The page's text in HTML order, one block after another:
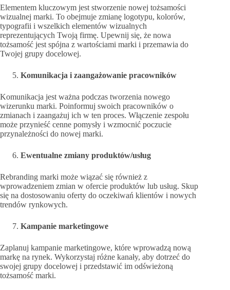
Elementem kluczowym jest stworzenie nowej tożsamości
wizualnej marki. To obejmuje zmianę logotypu, kolorów,
typografii i wszelkich elementów wizualnych
reprezentujących Twoją firmę. Upewnij się, że nowa
tożsamość jest spójna z wartościami marki i przemawia do
Twojej grupy docelowej.
Komunikacja i zaangażowanie pracowników
Komunikacja jest ważna podczas tworzenia nowego
wizerunku marki. Poinformuj swoich pracowników o
zmianach i zaangażuj ich w ten proces. Włączenie zespołu
może przynieść cenne pomysły i wzmocnić poczucie
przynależności do nowej marki.
Ewentualne zmiany produktów/usług
Rebranding marki może wiązać się również z
wprowadzeniem zmian w ofercie produktów lub usług. Skup
się na dostosowaniu oferty do oczekiwań klientów i nowych
trendów rynkowych.
Kampanie marketingowe
Zaplanuj kampanie marketingowe, które wprowadzą nową
markę na rynek. Wykorzystaj różne kanały, aby dotrzeć do
swojej grupy docelowej i przedstawić im odświeżoną
tożsamość marki.